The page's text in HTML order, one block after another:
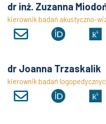
dr inż. Zuzanna
kierownik badań akustyczno-
dr Joanna Trzaskalik
kierownik badań